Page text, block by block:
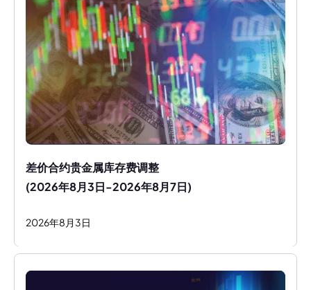
差价合约贵金属库存费调整
(2026年8月3日-2026年8月7日)
2026年8 月 3日